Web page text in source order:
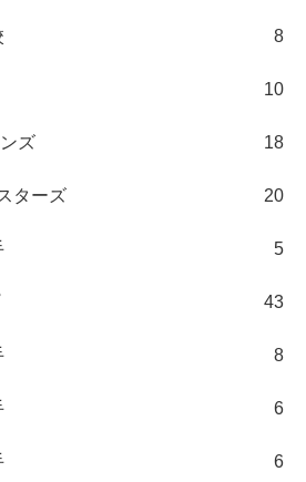
8
10
ズ 18
ターズ 20
5
43
8
6
6